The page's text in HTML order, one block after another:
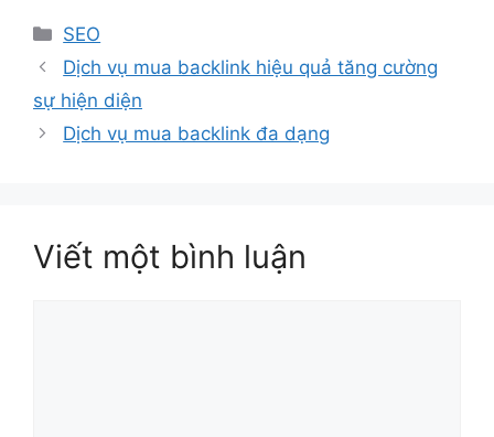
Danh
mục
SEO
Dịch vụ mua backlink hiệu quả tăng cường
sự hiện diện
Dịch vụ mua backlink đa dạng
Viết một bình luận